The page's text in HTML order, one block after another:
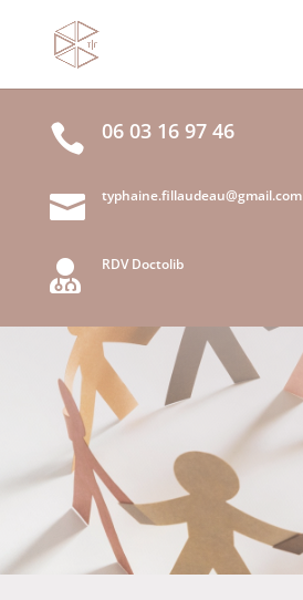
 06 03 16 97 46
 typhaine.fillaudeau@gmail.com
 RDV Doctolib